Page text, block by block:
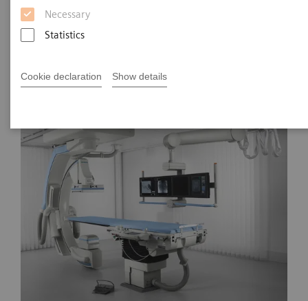
Necessary
Statistics
Cookie declaration Show details
потолочным креплением
Увидеть можно гораздо больше